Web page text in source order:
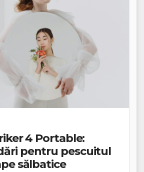
4 Portable:
pentru pescuitul
sălbatice